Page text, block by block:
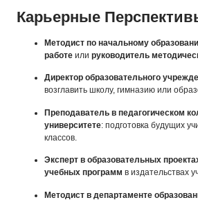
Карьерные
Методист по начальному
работе или руководитель
Директор образовательного
возглавить школу, гимназию или
Преподаватель в педагогическом
университете: подготовка будущих
классов.
Эксперт в образовательных
учебных программ в издательствах
Методист в департаменте